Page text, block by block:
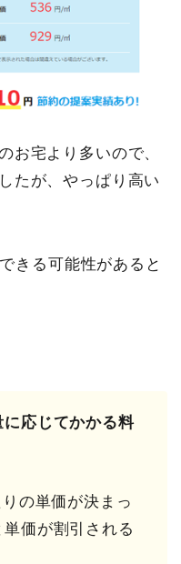
お宅より多いので、
たが、やっぱり高い
きる可能性があると
に応じてかかる料
の単価が決まっ
価が割引される